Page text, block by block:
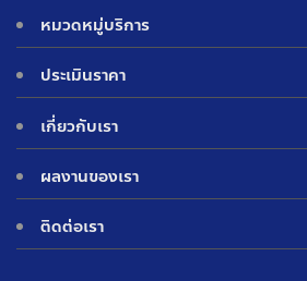
หมวดหมู่บริการ
ประเมินราคา
เกี่ยวกับเรา
ผลงานของเรา
ติดต่อเรา